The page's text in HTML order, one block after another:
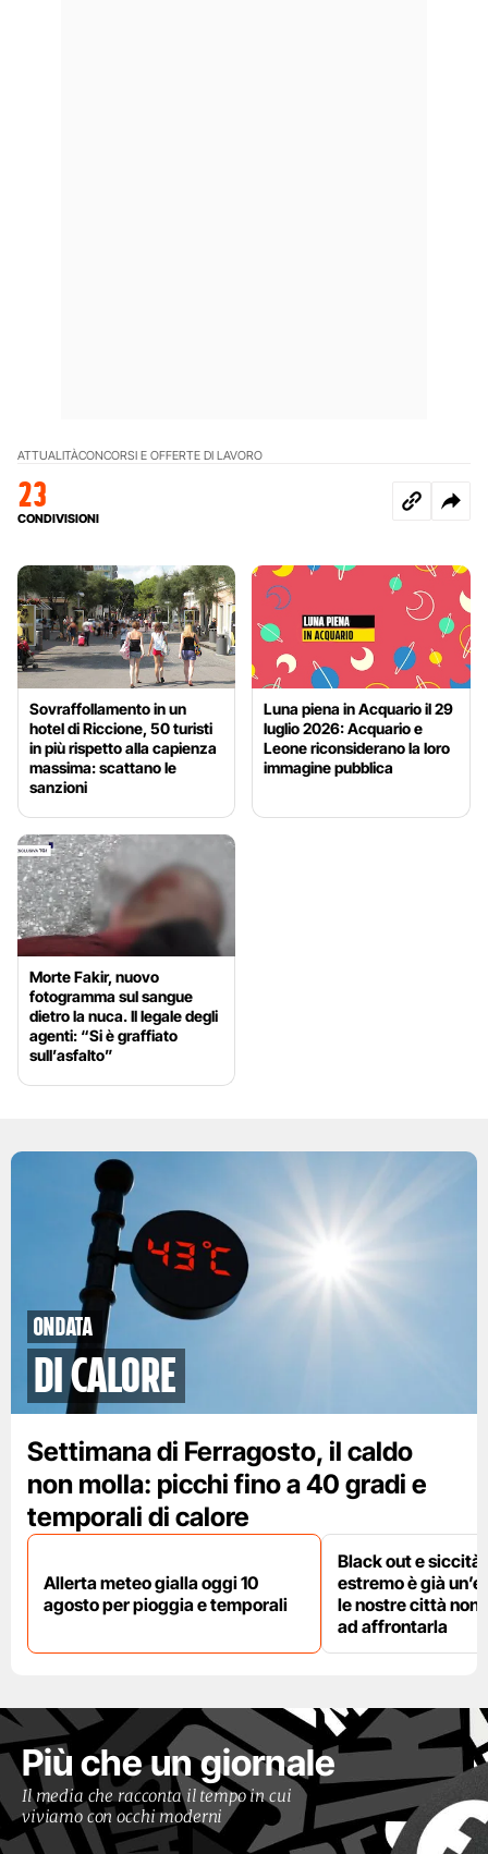
ATTUALITÀCONCORSI E OFFERTE DI LAVORO
23
CONDIVISIONI
Sovraffollamento in un
hotel di Riccione, 50 turisti
in più rispetto alla capienza
massima: scattano le
sanzioni
Luna piena in Acquario il 29
luglio 2026: Acquario e
Leone riconsiderano la loro
immagine pubblica
Morte Fakir, nuovo
fotogramma sul sangue
dietro la nuca. Il legale degli
agenti: “Si è graffiato
sull’asfalto”
ondata
di calore
Settimana di Ferragosto, il caldo
non molla: picchi fino a 40 gradi e
temporali di calore
Allerta meteo gialla oggi 10
agosto per pioggia e temporali
Black out e
estremo è già
le nostre città non
ad affrontarla
Più che un giornale
Il media che racconta il tempo in cui
viviamo con occhi moderni